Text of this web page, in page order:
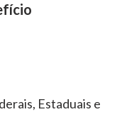
Estaduais e